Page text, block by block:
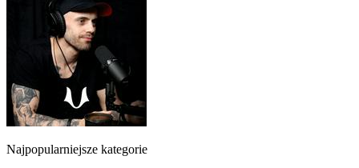
Najpopularniejsze kategorie